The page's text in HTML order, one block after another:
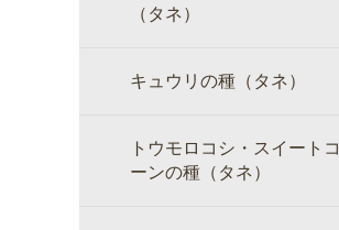
（タネ）
キュウリの種（タネ）
トウモロコシ・スイートコ
ーンの種（タネ）